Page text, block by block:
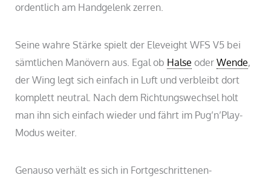
ordentlich am Handgelenk zerren.
Seine wahre Stärke spielt der Eleveight WFS V5 bei
sämtlichen Manövern aus. Egal ob Halse oderWende,
der Wing legt sich einfach in Luft und verbleibt dort
komplett neutral. Nach dem Richtungswechsel holt
man ihn sich einfach wieder und fährt im Pug’n’Play-
Modus weiter.
Genauso verhält es sich in Fortgeschrittenen-